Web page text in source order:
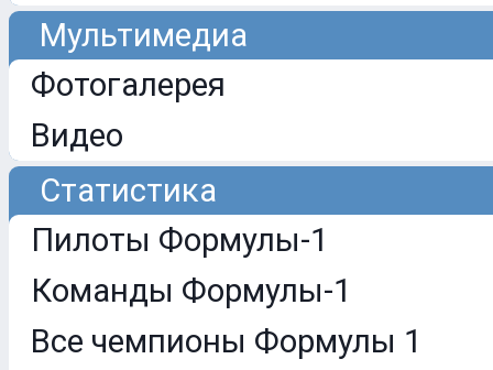
Мультимедиа
Фотогалерея
Видео
Статистика
Пилоты Формулы-1
Команды Формулы-1
Все чемпионы Формулы 1